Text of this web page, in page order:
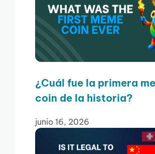
¿Cuál fue la primera
coin de la historia?
junio 16, 2026